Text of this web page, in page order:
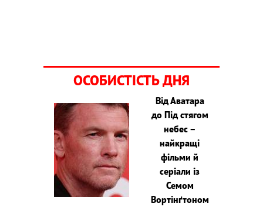
ОСОБИСТІСТЬ ДНЯ
Від Аватара
до Під стягом
небес –
найкращі
фільми й
серіали із
Семом
Вортінґтоном